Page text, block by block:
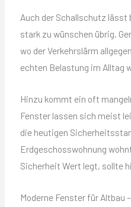
Auch der Schallschutz
stark zu wünschen übrig.
wo der Verkehrslärm
echten Belastung im Alltag
Hinzu kommt ein oft
Fenster lassen sich meist
die heutigen
Erdgeschosswohnung
Sicherheit Wert legt, sollte
Moderne Fenster für Altbau